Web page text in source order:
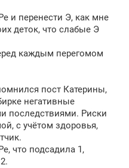
и перенести Э, как мне
деток, что слабые Э
каждым перегомом
пост Катерины,
негативные
последствиями. Риски
с учётом здоровья,
что подсадила 1,